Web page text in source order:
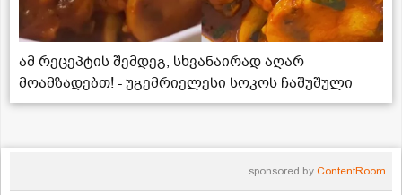
ამ რეცეპტის შემდეგ, სხვანაირად აღარ
მოამზადებთ! - უგემრიელესი სოკოს ჩაშუშული
sponsored by ContentRoom